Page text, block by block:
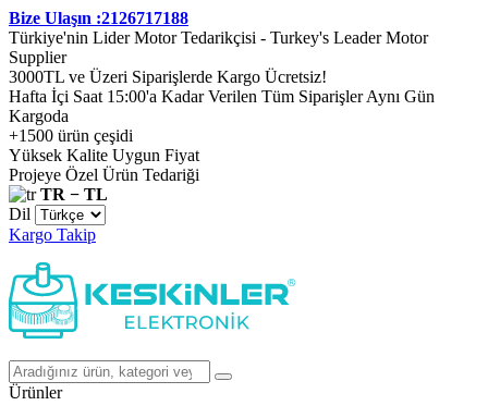
Bize Ulaşın :2126717188
Türkiye'nin Lider Motor Tedarikçisi - Turkey's Leader Motor
Supplier
3000TL ve Üzeri Siparişlerde Kargo Ücretsiz!
Hafta İçi Saat 15:00'a Kadar Verilen Tüm Siparişler Aynı Gün
Kargoda
+1500 ürün çeşidi
Yüksek Kalite Uygun Fiyat
Projeye Özel Ürün Tedariği
TR − TL
Dil
Kargo Takip
Ürünler